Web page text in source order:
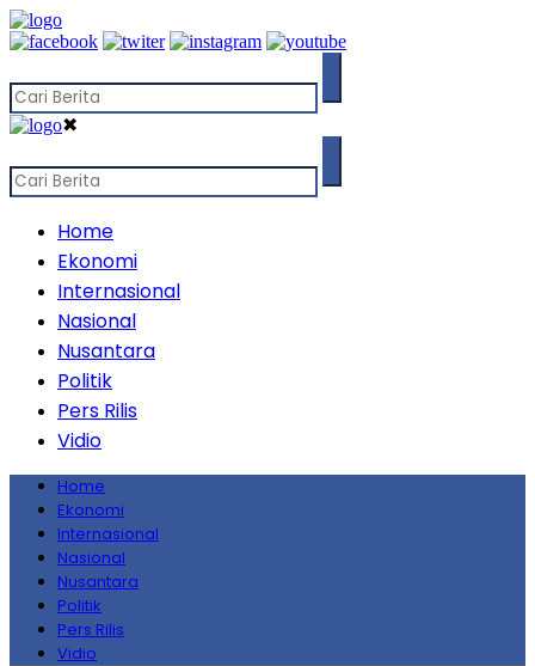
✖
Home
Ekonomi
Internasional
Nasional
Nusantara
Politik
Pers Rilis
Vidio
Home
Ekonomi
Internasional
Nasional
Nusantara
Politik
Pers Rilis
Vidio